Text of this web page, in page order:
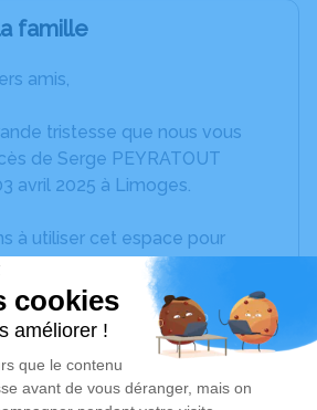
famille
amis,
tristesse que nous vous
de Serge PEYRATOUT
avril 2025 à Limoges.
à utiliser cet espace pour
partager des photos
ou exprimer vos pensées
ou des textes. Cet endroit
dédié à honorer la
PEYRATOUT.